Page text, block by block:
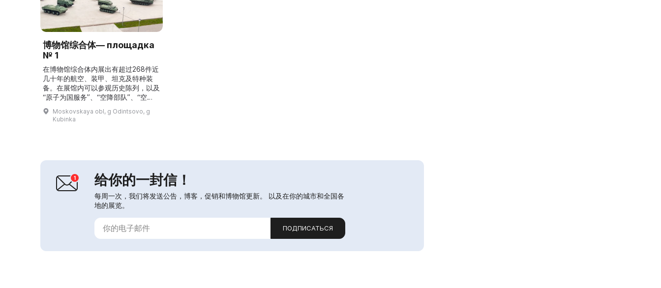
博物馆综合体— площадка
№ 1
在博物馆综合体内展出有超过268件近
几十年的航空、装甲、坦克及特种装
备。在展馆内可以参观历史陈列，以及
“原子为国服务”、“空降部队”、“空
军”、“防空部队”、“航空航天力量的航
天部队”、展览“叙利亚转折”等展览。
自不同国家的武器与装备。对国家历史
感兴趣的参观者可以在...
Moskovskaya obl, g Odintsovo, g
Kubinka
给你的一封信！
每周一次，我们将发送公告，博客，促销和博物馆更新。 以及在你的城市和全国各
地的展览。
ПОДПИСАТЬСЯ